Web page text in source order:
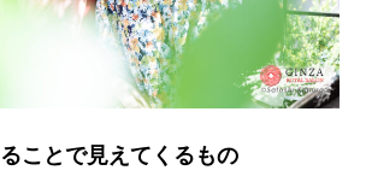
ことで見えてくるもの